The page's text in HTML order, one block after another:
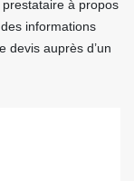
prestataire à propos
informations
devis auprès d’un